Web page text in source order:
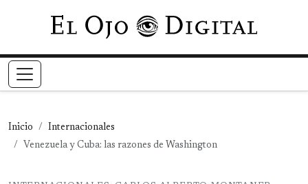
Pasar al contenido principal
Inicio
Internacionales
Venezuela y Cuba: las razones de Washington